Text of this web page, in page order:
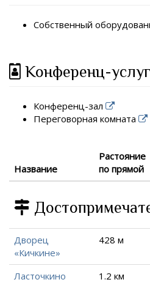
Собственный
Конференц-
Конференц-зал
Переговорная комната
Название
Растояние
по прямой
Дворец
«Кичкине»
428 м
Ласточкино
1.2 км